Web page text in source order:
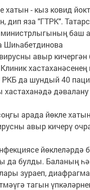
хатын - кыз ковид
дип яза "ГТРК".
министрлыгының баш
Шиһабетдинова
авыр кичергән
хастаханәсенең
РКБ да шундый 40
хастаханәдә
арада йөкле
авыр кичерү
йөклеләрдә
да булды. Баланың
зураеп,
тагын